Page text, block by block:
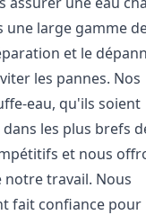
large gamme
et le
les pannes. Nos
eau, qu'ils soient
les plus brefs
et nous
notre travail. Nous
fait confiance pour